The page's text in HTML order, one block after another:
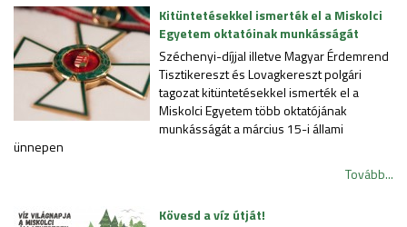
Kitüntetésekkel ismerték el a Miskolci
Egyetem oktatóinak munkásságát
Széchenyi-díjjal illetve Magyar Érdemrend
Tisztikereszt és Lovagkereszt polgári
tagozat kitüntetésekkel ismerték el a
Miskolci Egyetem több oktatójának
munkásságát a március 15-i állami
ünnepen
Tovább...
Kövesd a víz útját!